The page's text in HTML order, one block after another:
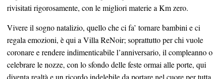
rivisitati rigorosamente, con le migliori materie a Km zero.
Vivere il sogno natalizio, quello che ci fa’ tornare bambini e ci
regala emozioni, è qui a Villa ReNoir; soprattutto per chi vuole
coronare e rendere indimenticabile l’anniversario, il compleanno o
celebrare le nozze, con lo sfondo delle feste ormai alle porte, qui
diventa realtà e un ricordo indelebile da portare nel cuore per tutta